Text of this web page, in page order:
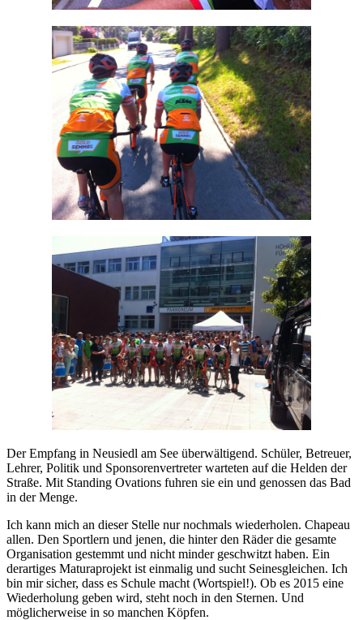
Der Empfang in Neusiedl am See überwältigend. Schüler, Betreuer,
Lehrer, Politik und Sponsorenvertreter warteten auf die Helden der
Straße. Mit Standing Ovations fuhren sie ein und genossen das Bad
in der Menge.
Ich kann mich an dieser Stelle nur nochmals wiederholen. Chapeau
allen. Den Sportlern und jenen, die hinter den Räder die gesamte
Organisation gestemmt und nicht minder geschwitzt haben. Ein
derartiges Maturaprojekt ist einmalig und sucht Seinesgleichen. Ich
bin mir sicher, dass es Schule macht (Wortspiel!). Ob es 2015 eine
Wiederholung geben wird, steht noch in den Sternen. Und
möglicherweise in so manchen Köpfen.